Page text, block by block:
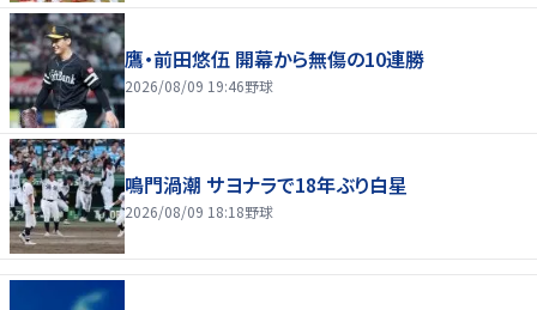
鷹・前田悠伍 開幕から無傷の10連勝
2026/08/09 19:46野球
鳴門渦潮 サヨナラで18年ぶり白星
2026/08/09 18:18野球